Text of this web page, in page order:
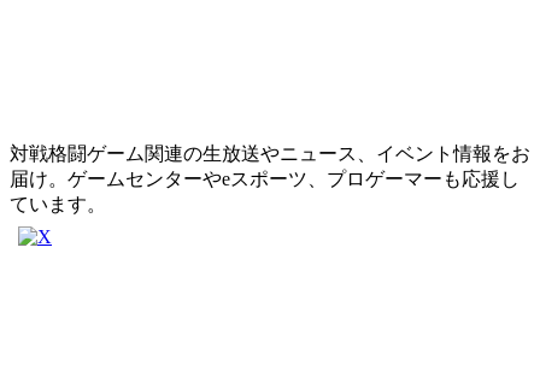
対戦格闘ゲーム関連の生放送やニュース、イベント情報をお
届け。ゲームセンターやeスポーツ、プロゲーマーも応援し
ています。